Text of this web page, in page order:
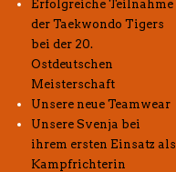
Erfolgreiche Teilnahme
der Taekwondo Tigers
bei der 20.
Ostdeutschen
Meisterschaft
Unsere neue Teamwear
Unsere Svenja bei
ihrem ersten Einsatz als
Kampfrichterin